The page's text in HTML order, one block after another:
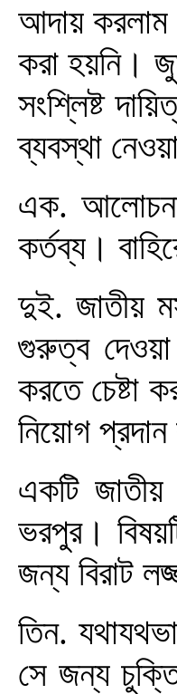
আদায়
করা হয়নি।
সংশ্লিষ্ট
ব্যবস্থা
এক. আলোচনা
কর্তব্য।
দুই. জাতীয়
গুরুত্ব
করতে চেষ্টা
নিয়োগ প্রদান
একটি
ভরপুর।
জন্য বিরাট
তিন.
সে জন্য